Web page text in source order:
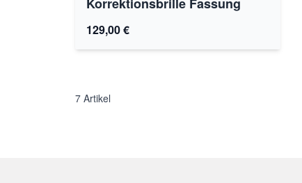
129,00 €
7 Artikel